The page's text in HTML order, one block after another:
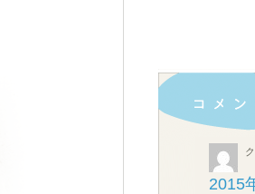
2015